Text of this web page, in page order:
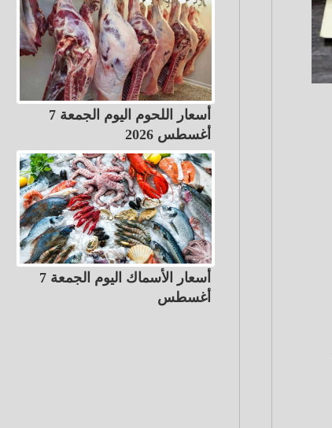
أسعار اللحوم اليوم الجمعة 7
أغسطس 2026
أسعار الأسماك اليوم الجمعة 7
أغسطس